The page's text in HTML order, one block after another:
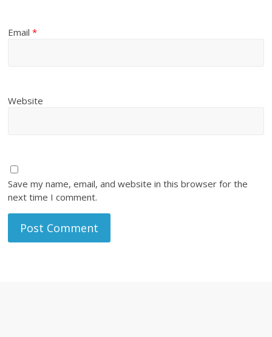
Email*
Website
Save my name, email, and website in this browser for the
next time I comment.